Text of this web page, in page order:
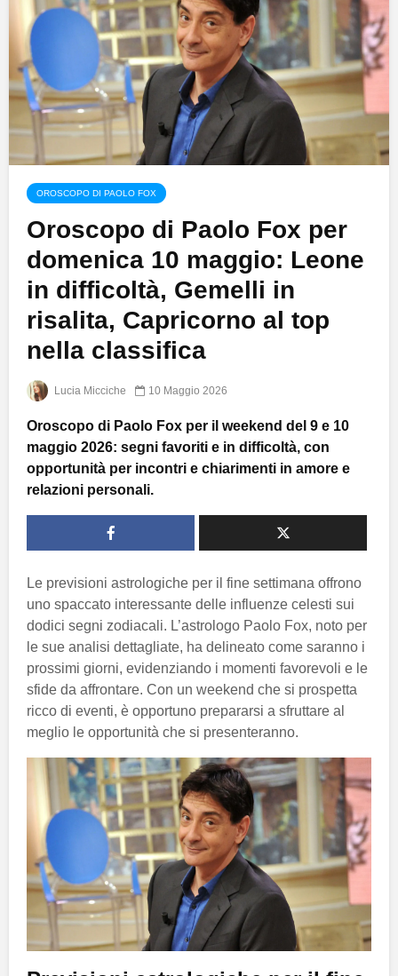
OROSCOPO DI PAOLO FOX
Oroscopo di Paolo Fox per
domenica 10 maggio: Leone
in difficoltà, Gemelli in
risalita, Capricorno al top
nella classifica
Lucia Micciche 10 Maggio 2026
Oroscopo di Paolo Fox per il weekend del 9 e 10
maggio 2026: segni favoriti e in difficoltà, con
opportunità per incontri e chiarimenti in amore e
relazioni personali.
Le previsioni astrologiche per il fine settimana offrono
uno spaccato interessante delle influenze celesti sui
dodici segni zodiacali. L’astrologo Paolo Fox, noto per
le sue analisi dettagliate, ha delineato come saranno i
prossimi giorni, evidenziando i momenti favorevoli e le
sfide da affrontare. Con un weekend che si prospetta
ricco di eventi, è opportuno prepararsi a sfruttare al
meglio le opportunità che si presenteranno.